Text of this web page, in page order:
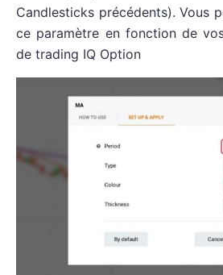
Candlesticks précédents). Vous
ce paramètre en fonction de
de trading IQ Option